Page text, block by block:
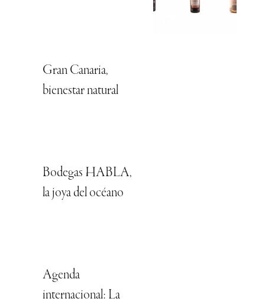
Gran Canaria,
bienestar natural
Bodegas HABLA,
la joya del océano
Agenda
internacional: La